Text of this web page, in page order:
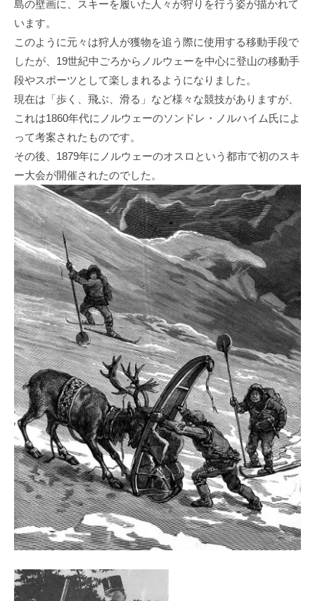
島の壁画に、スキーを履いた人々が狩りを行う姿が描かれて
います。
このように元々は狩人が獲物を追う際に使用する移動手段で
したが、19世紀中ごろからノルウェーを中心に登山の移動手
段やスポーツとして楽しまれるようになりました。
現在は「歩く、飛ぶ、滑る」など様々な競技がありますが、
これは1860年代にノルウェーのソンドレ・ノルハイム氏によ
って考案されたものです。
その後、1879年にノルウェーのオスロという都市で初のスキ
ー大会が開催されたのでした。